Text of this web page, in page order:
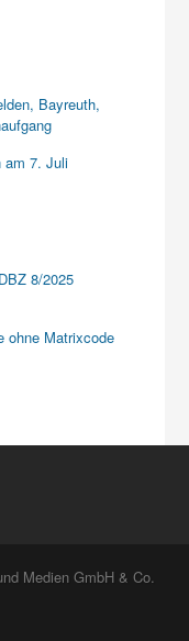
Bayreuth,
am 7. Juli
8/2025
ohne Matrixcode
Medien GmbH & Co.